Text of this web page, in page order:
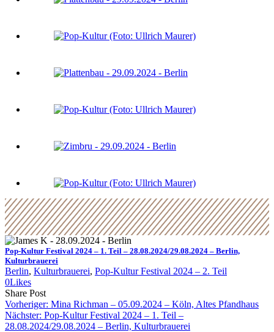
Pop-Kultur Festival 2024 – 1. Teil – 28.08.2024/29.08.2024 – Berlin,
Kulturbrauerei
Berlin, Kulturbrauerei, Pop-Kultur Festival 2024 – 2. Teil
0Likes
Share PostShare
on
Facebook
Copy
URL
to
clipboard
Send
Link
via
eMail
Vorheriger: Mina Richman – 05.09.2024 – Köln, Altes Pfandhaus
Nächster: Pop-Kultur Festival 2024 – 1. Teil –
28.08.2024/29.08.2024 – Berlin, Kulturbrauerei